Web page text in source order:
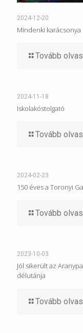
2024-12-20
Mindenki karácsonya
Tovább
2024-11-18
Iskolakóstolgató
Tovább
2024-02-23
150 éves a Toronyi
Tovább
2023-10-03
Jól sikerült az
délutánja
Tovább